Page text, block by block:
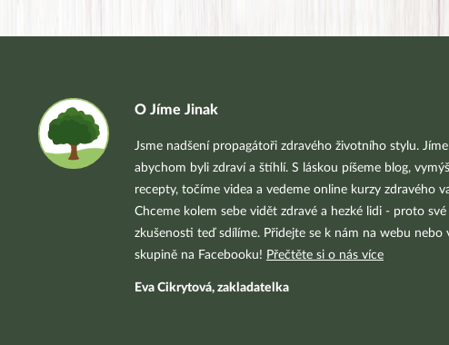
O Jíme Jinak
Jsme nadšení propagátoři zdravého životního stylu.
abychom byli zdraví a štíhlí. S láskou píšeme blog,
recepty, točíme videa a vedeme online kurzy zdravého
Chceme kolem sebe vidět zdravé a hezké lidi - proto své
zkušenosti teď sdílíme. Přidejte se k nám na webu nebo
skupině na Facebooku! Přečtěte si o nás více
Eva Cikrytová, zakladatelka